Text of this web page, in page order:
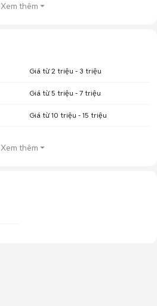
Xem thêm
Giá từ 2 triệu - 3 triệu
Giá từ 5 triệu - 7 triệu
Giá từ 10 triệu - 15 triệu
Xem thêm